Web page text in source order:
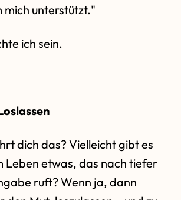
mich unterstützt."
ich sein.
dich das? Vielleicht gibt es
Leben etwas, das nach tiefer
ruft? Wenn ja, dann